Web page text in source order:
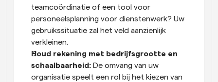
teamcoördinatie of een tool voor
personeelsplanning voor dienstenwerk? Uw
gebruikssituatie zal het veld aanzienlijk
verkleinen.
Houd rekening met bedrijfsgrootte en
schaalbaarheid: De omvang van uw
organisatie speelt een rol bij het kiezen van